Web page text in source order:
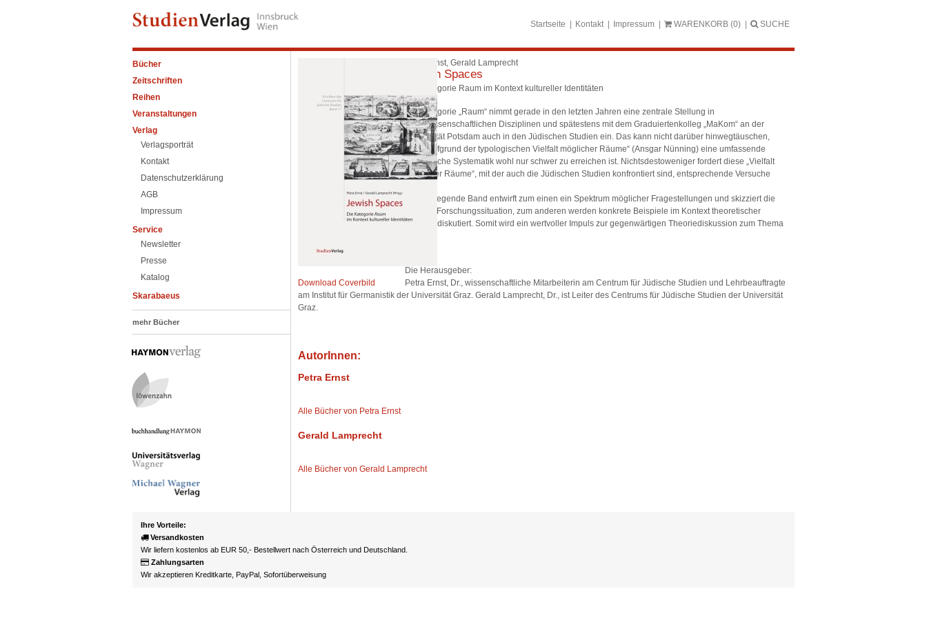
Startseite Kontakt Impressum WARENKORB (0) SUCHE
Bücher
Zeitschriften
Reihen
Veranstaltungen
Verlag
Verlagsporträt
Kontakt
Datenschutzerklärung
AGB
Impressum
Service
Newsletter
Presse
Katalog
Skarabaeus
mehr Bücher
Download Coverbild
Petra Ernst, Gerald Lamprecht
Jewish Spaces
Die Kategorie Raum im Kontext kultureller Identitäten
Die Kategorie „Raum“ nimmt gerade in den letzten Jahren eine zentrale Stellung in
kulturwissenschaftlichen Disziplinen und spätestens mit dem Graduiertenkolleg „MaKom“ an der
Universität Potsdam auch in den Jüdischen Studien ein. Das kann nicht darüber hinwegtäuschen,
dass „aufgrund der typologischen Vielfalt möglicher Räume“ (Ansgar Nünning) eine umfassende
theoretische Systematik wohl nur schwer zu erreichen ist. Nichtsdestoweniger fordert diese „Vielfalt
möglicher Räume“, mit der auch die Jüdischen Studien konfrontiert sind, entsprechende Versuche
Der vorliegende Band entwirft zum einen ein Spektrum möglicher Fragestellungen und skizziert die
aktuelle Forschungssituation, zum anderen werden konkrete Beispiele im Kontext theoretischer
Ansätze diskutiert. Somit wird ein wertvoller Impuls zur gegenwärtigen Theoriediskussion zum Thema
Die Herausgeber:
Petra Ernst, Dr., wissenschaftliche Mitarbeiterin am Centrum für Jüdische Studien und Lehrbeauftragte
am Institut für Germanistik der Universität Graz. Gerald Lamprecht, Dr., ist Leiter des Centrums für Jüdische Studien der Universität
Graz.
AutorInnen:
Petra Ernst
Alle Bücher von Petra Ernst
Gerald Lamprecht
Alle Bücher von Gerald Lamprecht
Ihre Vorteile:
Versandkosten
Wir liefern kostenlos ab EUR 50,- Bestellwert nach Österreich und Deutschland.
Zahlungsarten
Wir akzeptieren Kreditkarte, PayPal, Sofortüberweisung